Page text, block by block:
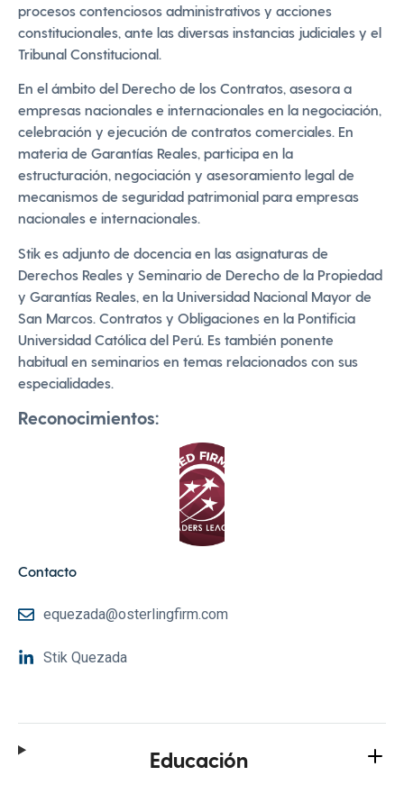
procesos contenciosos administrativos y acciones
constitucionales, ante las diversas instancias judiciales y el
Tribunal Constitucional.
En el ámbito del Derecho de los Contratos, asesora a
empresas nacionales e internacionales en la negociación,
celebración y ejecución de contratos comerciales. En
materia de Garantías Reales, participa en la
estructuración, negociación y asesoramiento legal de
mecanismos de seguridad patrimonial para empresas
nacionales e internacionales.
Stik es adjunto de docencia en las asignaturas de
Derechos Reales y Seminario de Derecho de la Propiedad
y Garantías Reales, en la Universidad Nacional Mayor de
San Marcos. Contratos y Obligaciones en la Pontificia
Universidad Católica del Perú. Es también ponente
habitual en seminarios en temas relacionados con sus
especialidades.
Reconocimientos:
Contacto
equezada@osterlingfirm.com
Stik Quezada
Educación